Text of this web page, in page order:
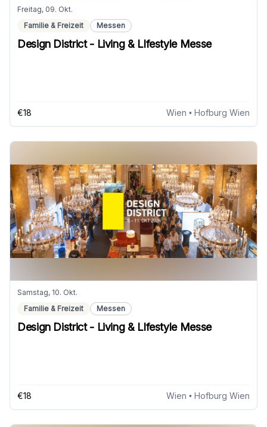
Freitag, 09. Okt.
Familie & Freizeit
Messen
Design District - Living & LIfestyle Messe
€18 Wien • Hofburg Wien
Samstag, 10. Okt.
Familie & Freizeit
Messen
Design District - Living & LIfestyle Messe
€18 Wien • Hofburg Wien